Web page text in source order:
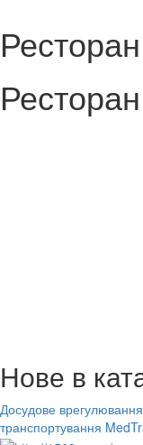
Нове в
Досудове
транспортування